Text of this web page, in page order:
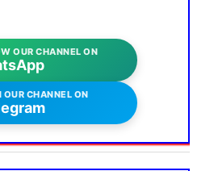
OUR CHANNEL ON
OUR CHANNEL ON